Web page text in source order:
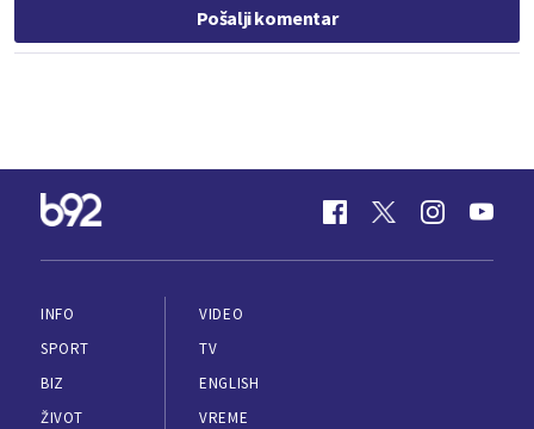
Pošalji komentar
INFO
SPORT
BIZ
ŽIVOT
VIDEO
TV
ENGLISH
VREME